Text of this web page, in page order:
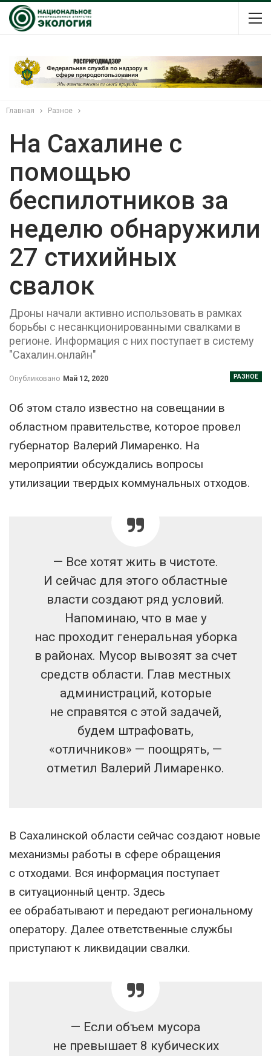
Главная Разное
На Сахалине с
помощью
беспилотников за
неделю обнаружили
27 стихийных
свалок
Дроны начали активно использовать в рамках
борьбы с несанкционированными свалками в
регионе. Информация с них поступает в систему
"Сахалин.онлайн"
РАЗНОЕ
Опубликовано Май 12, 2020
Об этом стало известно на совещании в
областном правительстве, которое провел
губернатор Валерий Лимаренко. На
мероприятии обсуждались вопросы
утилизации твердых коммунальных отходов.
— Все хотят жить в чистоте.
И сейчас для этого областные
власти создают ряд условий.
Напоминаю, что в мае у
нас проходит генеральная уборка
в районах. Мусор вывозят за счет
средств области. Глав местных
администраций, которые
не справятся с этой задачей,
будем штрафовать,
«отличников» — поощрять, —
отметил Валерий Лимаренко.
В Сахалинской области сейчас создают новые
механизмы работы в сфере обращения
с отходами. Вся информация поступает
в ситуационный центр. Здесь
ее обрабатывают и передают региональному
оператору. Далее ответственные службы
приступают к ликвидации свалки.
— Если объем мусора
не превышает 8 кубических